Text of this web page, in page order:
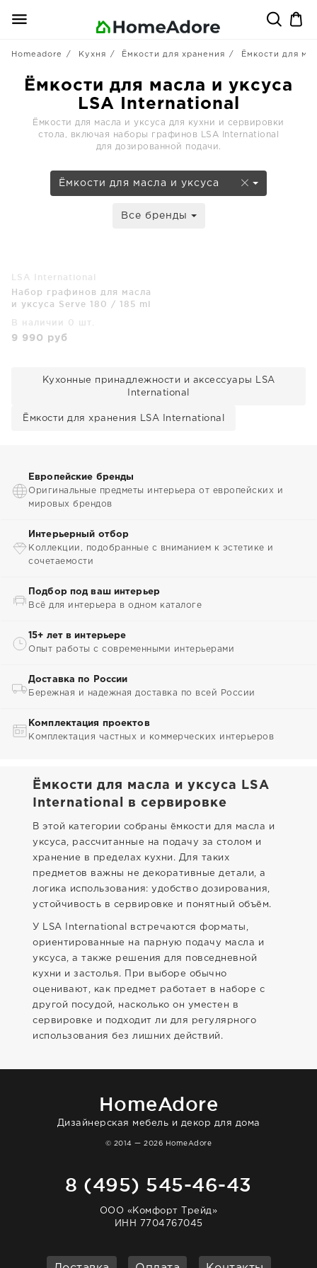
Homeadore Кухня Ёмкости для хранения Ёмкости для
Ёмкости для масла и уксуса
LSA International
Ёмкости для масла и уксуса для кухни и сервировки
стола, включая наборы графинов LSA International
для дозированной подачи.
Ёмкости для масла и уксуса
Все бренды
LSA International
Набор графинов для масла
и уксуса Serve 180 / 185 ml
В наличии 0 шт.
9 990 руб
Кухонные принадлежности и аксессуары LSA
International
Ёмкости для хранения LSA International
Европейские бренды
Оригинальные предметы интерьера от европейских и
мировых брендов
Интерьерный отбор
Коллекции, подобранные с вниманием к эстетике и
сочетаемости
Подбор под ваш интерьер
Всё для интерьера в одном каталоге
15+ лет в интерьере
Опыт работы с современными интерьерами
Доставка по России
Бережная и надежная доставка по всей России
Комплектация проектов
Комплектация частных и коммерческих интерьеров
Ёмкости для масла и уксуса LSA
International в сервировке
В этой категории собраны ёмкости для масла и
уксуса, рассчитанные на подачу за столом и
хранение в пределах кухни. Для таких
предметов важны не декоративные детали, а
логика использования: удобство дозирования,
устойчивость в сервировке и понятный объём.
У LSA International встречаются форматы,
ориентированные на парную подачу масла и
уксуса, а также решения для повседневной
кухни и застолья. При выборе обычно
оценивают, как предмет работает в наборе с
другой посудой, насколько он уместен в
сервировке и подходит ли для регулярного
использования без лишних действий.
HomeAdore
Дизайнерская мебель и декор для дома
© 2014 — 2026 HomeAdore
8 (495) 545-46-43
ООО «Комфорт Трейд»
ИНН 7704767045